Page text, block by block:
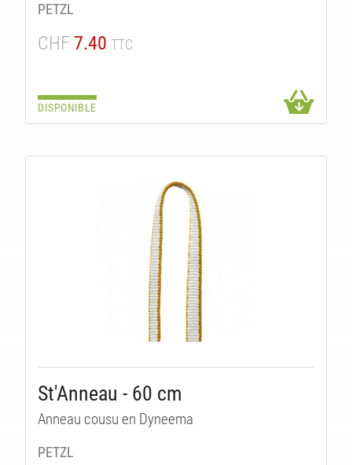
PETZL
CHF 7.40 TTC
DISPONIBLE
St'Anneau - 60 cm
Anneau cousu en Dyneema
PETZL